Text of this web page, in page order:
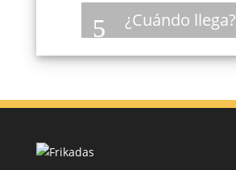
¿Cuándo llega?